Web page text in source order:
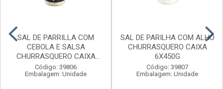
SAL DE PARRILLA COM
CEBOLA E SALSA
CHURRASQUERO CAIXA
6X450G
Código: 39806
Embalagem: Unidade
SAL DE PARILHA COM ALHO
CHURRASQUERO CAIXA
6X450G
Código: 39807
Embalagem: Unidade